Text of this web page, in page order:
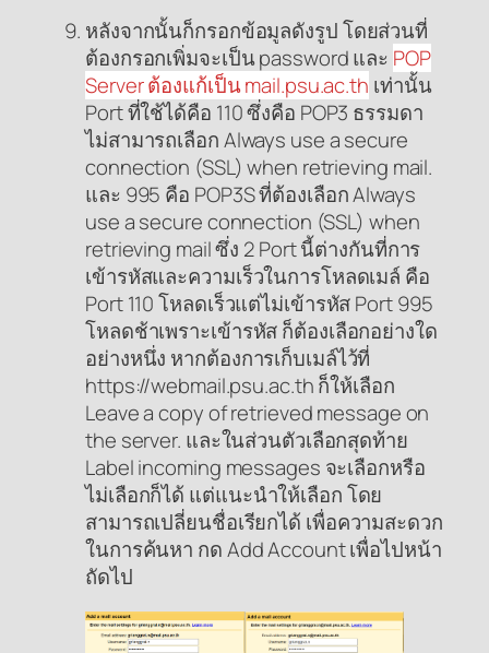
หลังจากนั้นก็กรอกข้อมูลดังรูป โดยส่วนที่
ต้องกรอกเพิ่มจะเป็น password และ POP
Server ต้องแก้เป็น mail.psu.ac.th เท่านั้น
Port ที่ใช้ได้คือ 110 ซึ่งคือ POP3 ธรรมดา
ไม่สามารถเลือก Always use a secure
connection (SSL) when retrieving mail.
และ 995 คือ POP3S ที่ต้องเลือก Always
use a secure connection (SSL) when
retrieving mail ซึ่ง 2 Port นี้ต่างกันที่การ
เข้ารหัสและความเร็วในการโหลดเมล์ คือ
Port 110 โหลดเร็วแต่ไม่เข้ารหัส Port 995
โหลดช้าเพราะเข้ารหัส ก็ต้องเลือกอย่างใด
อย่างหนึ่ง หากต้องการเก็บเมล์ไว้ที่
https://webmail.psu.ac.th ก็ให้เลือก
Leave a copy of retrieved message on
the server. และในส่วนตัวเลือกสุดท้าย
Label incoming messages จะเลือกหรือ
ไม่เลือกก็ได้ แต่แนะนำให้เลือก โดย
สามารถเปลี่ยนชื่อเรียกได้ เพื่อความสะดวก
ในการค้นหา กด Add Account เพื่อไปหน้า
ถัดไป